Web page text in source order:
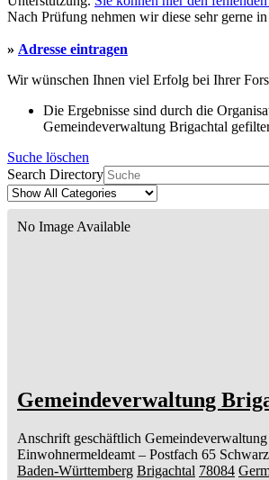
Nach Prüfung nehmen wir diese sehr gerne
» Adresse eintragen
Wir wünschen Ihnen viel Erfolg bei Ihrer
Die Ergebnisse sind durch die
Gemeindeverwaltung Brigachtal
Suche löschen
Search Directory
No Image Available
Gemeindeverwaltung
Anschrift geschäftlich
Einwohnermeldeamt – Postfach 65
Baden-Württemberg Brigachtal 78084